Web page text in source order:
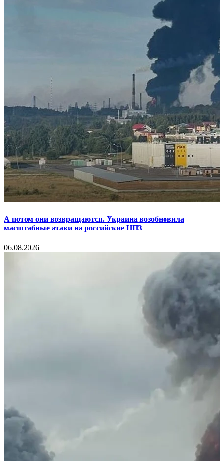
А потом они возвращаются. Украина возобновила
масштабные атаки на российские НПЗ
06.08.2026